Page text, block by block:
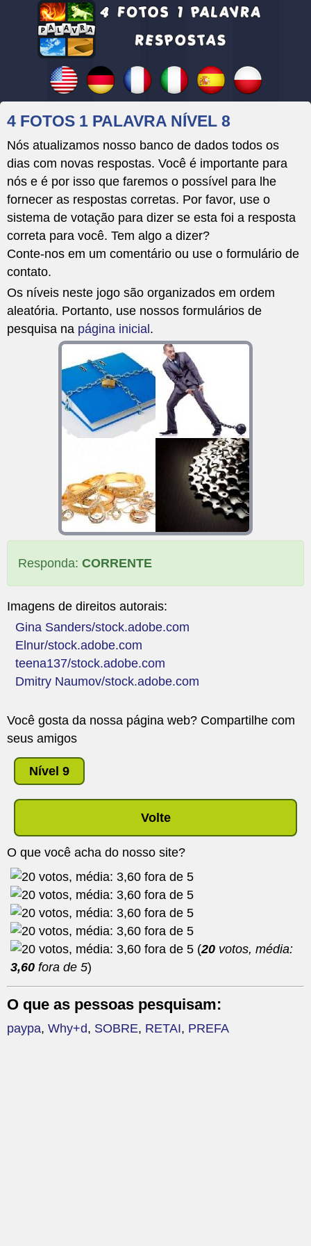
4 FOTOS 1 PALAVRA NÍVEL 8
Nós atualizamos nosso banco de dados todos os
dias com novas respostas. Você é importante para
nós e é por isso que faremos o possível para lhe
fornecer as respostas corretas. Por favor, use o
sistema de votação para dizer se esta foi a resposta
correta para você. Tem algo a dizer?
Conte-nos em um comentário ou use o formulário de
contato.
Os níveis neste jogo são organizados em ordem
aleatória. Portanto, use nossos formulários de
pesquisa na página inicial.
Responda: CORRENTE
Imagens de direitos autorais:
Gina Sanders/stock.adobe.com
Elnur/stock.adobe.com
teena137/stock.adobe.com
Dmitry Naumov/stock.adobe.com
Você gosta da nossa página web? Compartilhe com
seus amigos
Nível 9
Volte
O que você acha do nosso site?
(20 votos, média:
3,60 fora de 5)
O que as pessoas pesquisam:
paypa, Why+d, SOBRE, RETAI, PREFA